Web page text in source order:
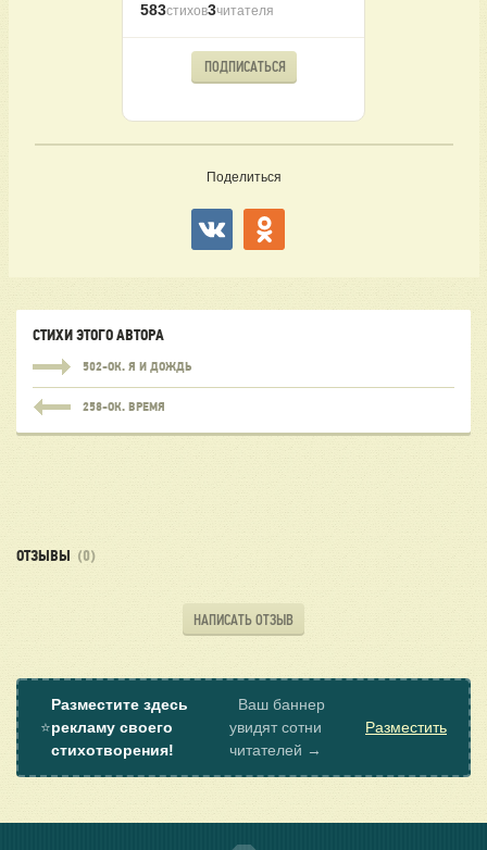
583стихов3читателя
ПОДПИСАТЬСЯ
Поделиться
СТИХИ ЭТОГО АВТОРА
502-ОК. Я И ДОЖДЬ
258-ОК. ВРЕМЯ
ОТЗЫВЫ (0)
НАПИСАТЬ ОТЗЫВ
⭐
Разместите здесь
рекламу своего
стихотворения!
Ваш баннер
увидят сотни
читателей →
Разместить